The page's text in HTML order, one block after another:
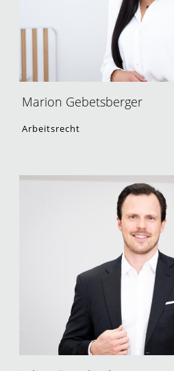
Marion Gebetsberger
Arbeitsrecht